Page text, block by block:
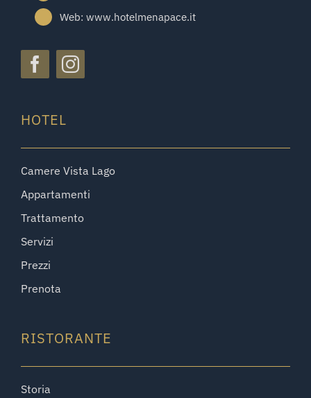
Web: www.hotelmenapace.it
HOTEL
Camere Vista Lago
Appartamenti
Trattamento
Servizi
Prezzi
Prenota
RISTORANTE
Storia